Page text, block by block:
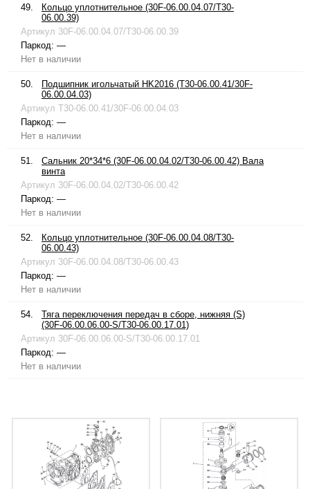
49.
Кольцо уплотнительное (30F-06.00.04.07/T30-
06.00.39)
Артикул 30F-06.00.04.07/T30-06.00.39
Паркод: —
Нет в наличии
50.
Подшипник игольчатый HK2016 (T30-06.00.41/30F-
06.00.04.03)
Артикул T30-06.00.41/30F-06.00.04.03
Паркод: —
Нет в наличии
51.
Сальник 20*34*6 (30F-06.00.04.02/T30-06.00.42) Вала
винта
Артикул 30F-06.00.04.02/T30-06.00.42
Паркод: —
Нет в наличии
52.
Кольцо уплотнительное (30F-06.00.04.08/T30-
06.00.43)
Артикул 30F-06.00.04.08/T30-06.00.43
Паркод: —
Нет в наличии
54.
Тяга переключения передач в сборе, нижняя (S)
(30F-06.00.06.00-S/T30-06.00.17.01)
Артикул 30F-06.00.06.00-S/T30-06.00.17.01
Паркод: —
Нет в наличии